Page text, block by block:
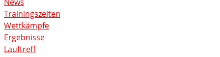
Trainingszeiten
Wettkämpfe
Ergebnisse
Lauftreff